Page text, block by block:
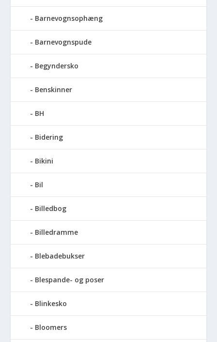
Barnevognsophæng
Barnevognspude
Begyndersko
Benskinner
BH
Bidering
Bikini
Bil
Billedbog
Billedramme
Blebadebukser
Blespande- og poser
Blinkesko
Bloomers